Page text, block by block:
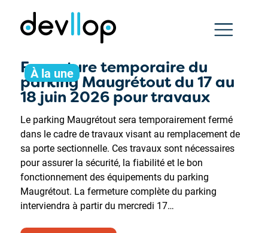
À la une
Fermeture temporaire du
parking Maugrétout du 17 au
18 juin 2026 pour travaux
Le parking Maugrétout sera temporairement fermé
dans le cadre de travaux visant au remplacement de
sa porte sectionnelle. Ces travaux sont nécessaires
pour assurer la sécurité, la fiabilité et le bon
fonctionnement des équipements du parking
Maugrétout. La fermeture complète du parking
interviendra à partir du mercredi 17…